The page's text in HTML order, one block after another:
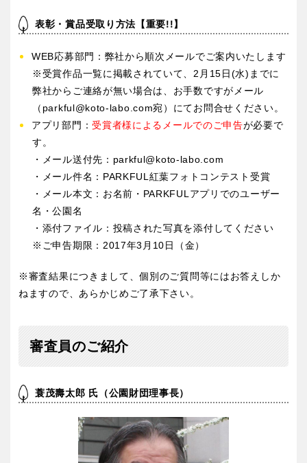
京都 大阪
兵庫 奈良
和歌山
山口 徳島
表彰・賞品受取り方法【重要!!】
WEB応募部門：弊社から順次メールでご案内いたします
※受賞作品一覧に掲載されていて、2月15日(水)までに
弊社からご連絡が無い場合は、お手数ですがメール
（parkful@koto-labo.com宛）にてお問合せください。
アプリ部門：受賞者様によるメールでのご申告が必要で
す。
・メール送付先：parkful@koto-labo.com
・メール件名：PARKFUL紅葉フォトコンテスト受賞
・メール本文：お名前・PARKFULアプリでのユーザー
名・公園名
・添付ファイル：投稿された写真を添付してください
※ご申告期限：2017年3月10日（金）
※審査結果につきまして、個別のご質問等にはお答えしか
ねますので、あらかじめご了承下さい。
審査員のご紹介
蓑茂壽太郎 氏（公園財団理事長）